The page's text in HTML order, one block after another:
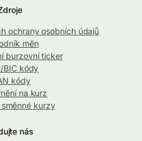
ochrany osobních údajů
měn
burzovní ticker
BIC kódy
kódy
na kurz
kurzy
nás